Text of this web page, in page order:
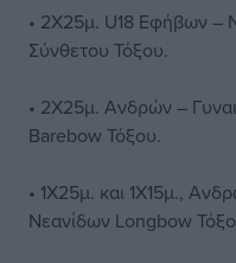
• 2Χ25μ. U18 Εφήβων –
Σύνθετου Τόξου.
• 2Χ25μ. Ανδρών –
Barebow Τόξου.
• 1Χ25μ. και 1Χ15μ.,
Νεανίδων Longbow